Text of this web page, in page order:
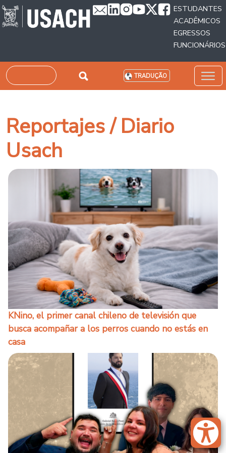
Passar para o conteúdo principal
ESTUDANTES
ACADÊMICOS
EGRESSOS
FUNCIONÁRIOS
Pesquisar TRADUÇÃO
Reportajes / Diario
Usach
KNino, el primer canal chileno de televisión que
busca acompañar a los perros cuando no estás en
casa